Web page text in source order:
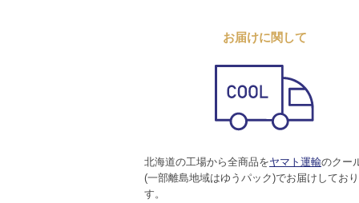
お届けに関して
北海道の工場から全商品をヤマト運輸のクー
(一部離島地域はゆうパック)でお届けしてお
す。